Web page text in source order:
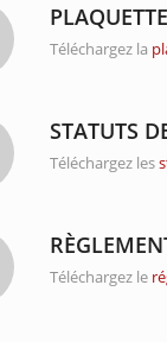
Téléchargez la
STATUTS
Téléchargez les
Téléchargez le